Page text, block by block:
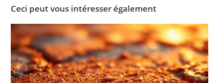
Ceci peut vous intéresser également